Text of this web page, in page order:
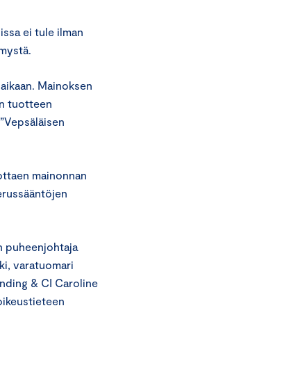
ei tule ilman
Mainoksen
tuotteen
mainonnan
puheenjohtaja
varatuomari
& CI Caroline